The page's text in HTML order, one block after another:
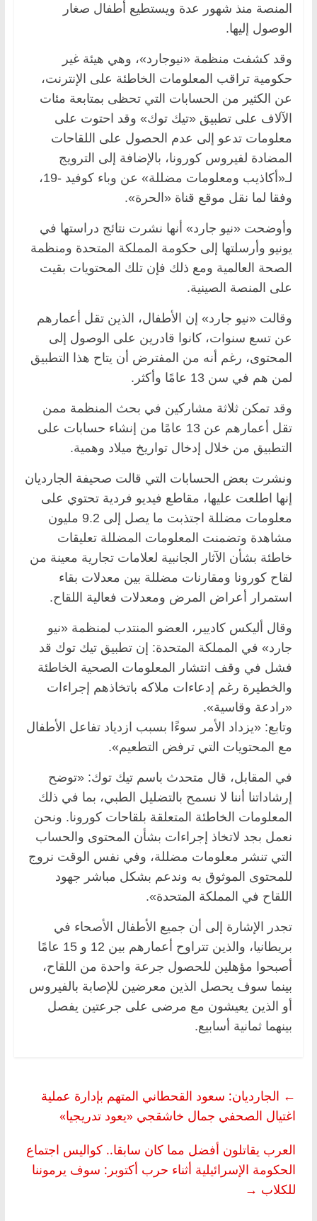
المنصة منذ شهور عدة ويستطيع أطفال صغار
الوصول إليها.
وقد كشفت منظمة «نيوجارد»، وهي هيئة غير
حكومية تراقب المعلومات الخاطئة على الإنترنت،
عن الكثير من الحسابات التي تحظى بمتابعة مئات
الآلاف على تطبيق «تيك توك» وقد احتوت على
معلومات تدعو إلى عدم الحصول على اللقاحات
المضادة لفيروس كورونا، بالإضافة إلى الترويج
لـ«أكاذيب ومعلومات مضللة» عن وباء كوفيد -19،
وفقا لما نقل موقع قناة «الحرة».
وأوضحت «نيو جارد» أنها نشرت نتائج دراستها في
يونيو وأرسلتها إلى حكومة المملكة المتحدة ومنظمة
الصحة العالمية ومع ذلك فإن تلك المحتويات بقيت
على المنصة الصينية.
وقالت «نيو جارد» إن الأطفال، الذين تقل أعمارهم
عن تسع سنوات، كانوا قادرين على الوصول إلى
المحتوى، رغم أنه من المفترض أن يتاح هذا التطبيق
لمن هم في سن 13 عامًا وأكثر.
وقد تمكن ثلاثة مشاركين في بحث المنظمة ممن
تقل أعمارهم عن 13 عامًا من إنشاء حسابات على
التطبيق من خلال إدخال تواريخ ميلاد وهمية.
ونشرت بعض الحسابات التي قالت صحيفة الجارديان
إنها اطلعت عليها، مقاطع فيديو فردية تحتوي على
معلومات مضللة اجتذبت ما يصل إلى 9.2 مليون
مشاهدة وتضمنت المعلومات المضللة تعليقات
خاطئة بشأن الآثار الجانبية لعلامات تجارية معينة من
لقاح كورونا ومقارنات مضللة بين معدلات بقاء
استمرار أعراض المرض ومعدلات فعالية اللقاح.
وقال أليكس كاديير، العضو المنتدب لمنظمة «نيو
جارد» في المملكة المتحدة: إن تطبيق تيك توك قد
فشل في وقف انتشار المعلومات الصحية الخاطئة
والخطيرة رغم إدعاءات ملاكه باتخاذهم إجراءات
«رادعة وقاسية».
وتابع: «يزداد الأمر سوءًا بسبب ازدياد تفاعل الأطفال
مع المحتويات التي ترفض التطعيم».
في المقابل، قال متحدث باسم تيك توك: «توضح
إرشاداتنا أننا لا نسمح بالتضليل الطبي، بما في ذلك
المعلومات الخاطئة المتعلقة بلقاحات كورونا. ونحن
نعمل بجد لاتخاذ إجراءات بشأن المحتوى والحساب
التي تنشر معلومات مضللة، وفي نفس الوقت نروج
للمحتوى الموثوق به وندعم بشكل مباشر جهود
اللقاح في المملكة المتحدة».
تجدر الإشارة إلى أن جميع الأطفال الأصحاء في
بريطانيا، والذين تتراوح أعمارهم بين 12 و 15 عامًا
أصبحوا مؤهلين للحصول جرعة واحدة من اللقاح،
بينما سوف يحصل الذين معرضين للإصابة بالفيروس
أو الذين يعيشون مع مرضى على جرعتين يفصل
بينهما ثمانية أسابيع.
← الجارديان: سعود القحطاني المتهم بإدارة عملية
اغتيال الصحفي جمال خاشقجي «يعود تدريجيا»
العرب يقاتلون أفضل مما كان سابقا.. كواليس اجتماع
الحكومة الإسرائيلية أثناء حرب أكتوبر: سوف يرموننا
للكلاب →